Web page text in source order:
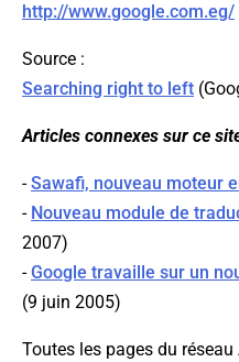
http://www.google.com.eg/
Source :
Searching right to left
Articles connexes sur ce
-Sawafi, nouveau moteur
- Nouveau module de
2007)
-Google travaille sur un
(9 juin 2005)
Toutes les pages du